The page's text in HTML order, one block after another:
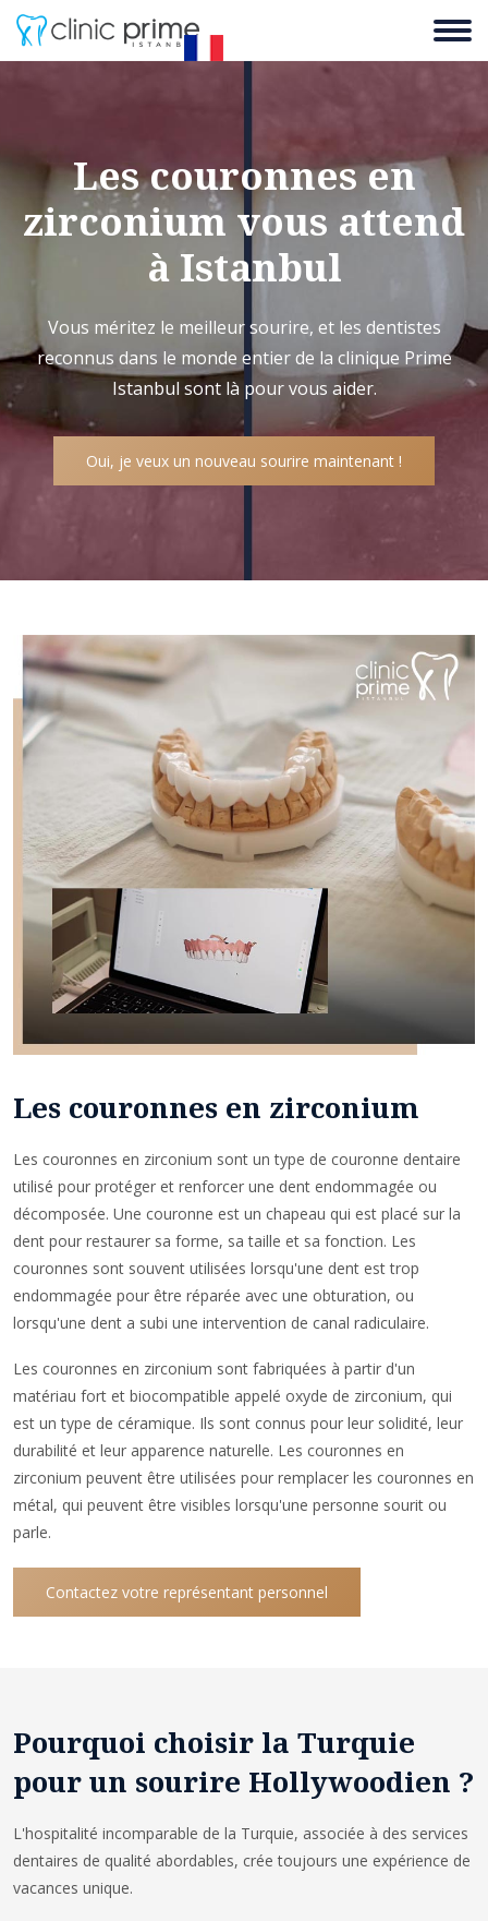
Les couronnes en
zirconium vous attend
à Istanbul
Vous méritez le meilleur sourire, et les dentistes
reconnus dans le monde entier de la clinique Prime
Istanbul sont là pour vous aider.
Oui, je veux un nouveau sourire maintenant !
Les couronnes en zirconium
Les couronnes en zirconium sont un type de couronne dentaire
utilisé pour protéger et renforcer une dent endommagée ou
décomposée. Une couronne est un chapeau qui est placé sur la
dent pour restaurer sa forme, sa taille et sa fonction. Les
couronnes sont souvent utilisées lorsqu'une dent est trop
endommagée pour être réparée avec une obturation, ou
lorsqu'une dent a subi une intervention de canal radiculaire.
Les couronnes en zirconium sont fabriquées à partir d'un
matériau fort et biocompatible appelé oxyde de zirconium, qui
est un type de céramique. Ils sont connus pour leur solidité, leur
durabilité et leur apparence naturelle. Les couronnes en
zirconium peuvent être utilisées pour remplacer les couronnes en
métal, qui peuvent être visibles lorsqu'une personne sourit ou
parle.
Contactez votre représentant personnel
Pourquoi choisir la Turquie
pour un sourire Hollywoodien ?
L'hospitalité incomparable de la Turquie, associée à des services
dentaires de qualité abordables, crée toujours une expérience de
vacances unique.